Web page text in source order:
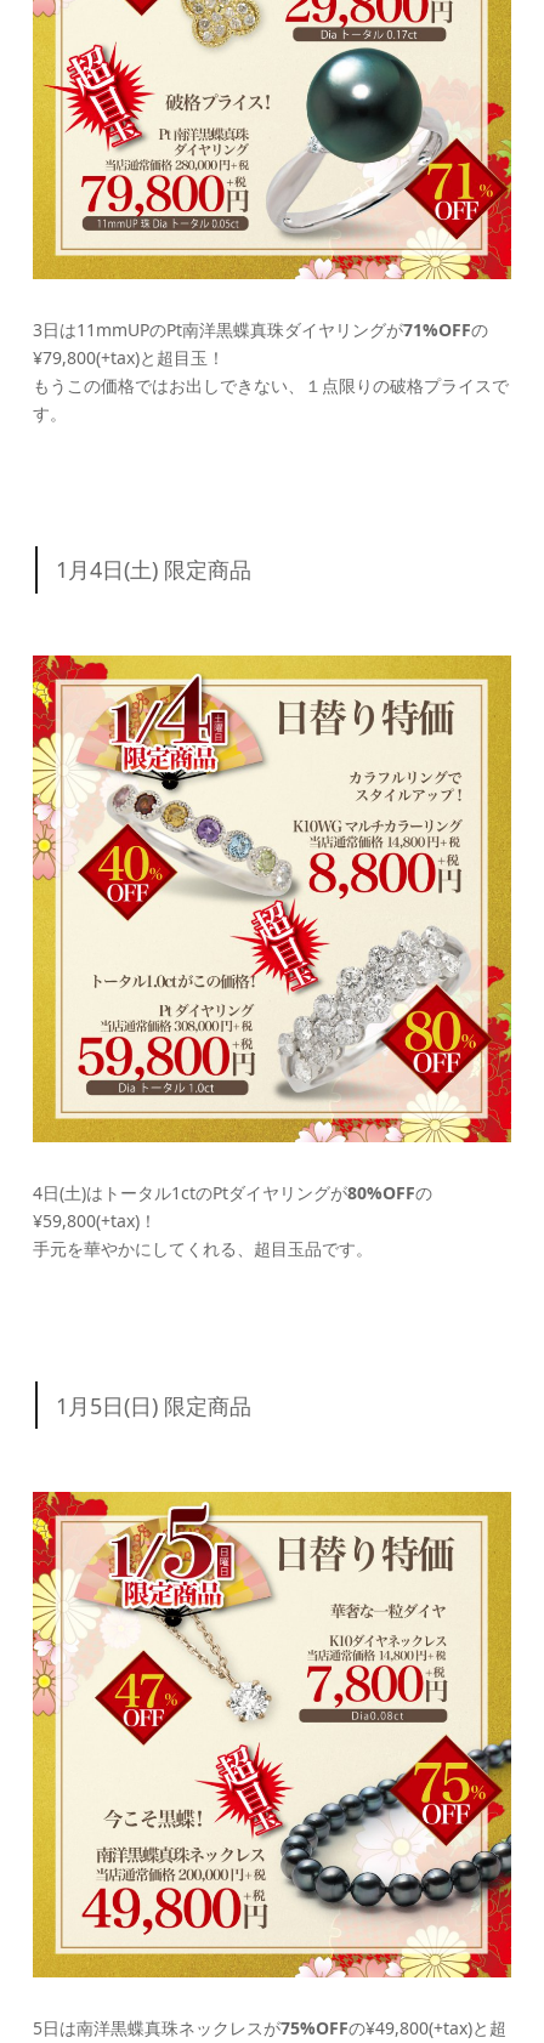
3日は11mmUPのPt南洋黒蝶真珠ダイヤリングが71%OFFの
¥79,800(+tax)と超目玉！
もうこの価格ではお出しできない、１点限りの破格プライスで
す。
1月4日(土) 限定商品
4日(土)はトータル1ctのPtダイヤリングが80%OFFの
¥59,800(+tax)！
手元を華やかにしてくれる、超目玉品です。
1月5日(日) 限定商品
5日は南洋黒蝶真珠ネックレスが75%OFFの¥49,800(+tax)と超